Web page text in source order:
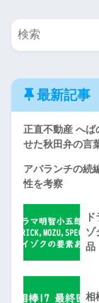
最新記事
正直不動産 へば
せた秋田弁の言
アバランチの続
性を考察
ゾ
品
相